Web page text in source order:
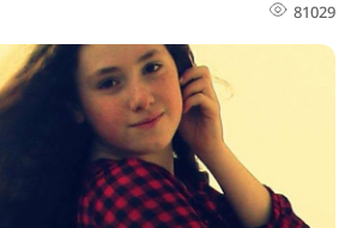
81029